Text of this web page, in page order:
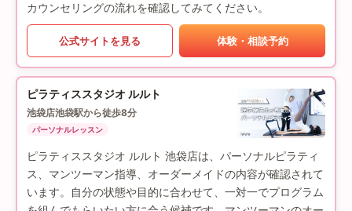
カウンセリングの流れを確認してみてください。
公式サイトを見る 体験・相談予約
ピラティススタジオ ルルト
池袋店池袋駅から徒歩8分
パーソナルレッスン
ピラティススタジオ ルルト 池袋店は、パーソナルピラティ
ス、マンツーマン指導、オーダーメイドの内容が確認されて
います。自分の状態や目的に合わせて、一対一でプログラム